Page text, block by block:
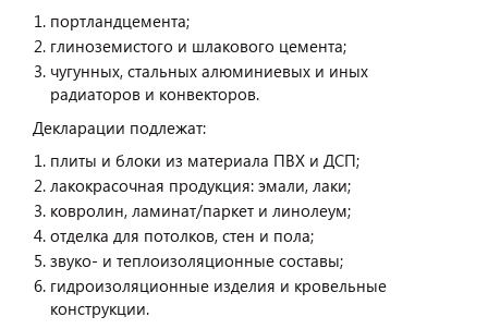
портландцемента;
глиноземистого и шлакового цемента;
чугунных, стальных алюминиевых и иных
радиаторов и конвекторов.
Декларации подлежат:
плиты и блоки из материала ПВХ и ДСП;
лакокрасочная продукция: эмали, лаки;
ковролин, ламинат/паркет и линолеум;
отделка для потолков, стен и пола;
звуко- и теплоизоляционные составы;
гидроизоляционные изделия и кровельные
конструкции.